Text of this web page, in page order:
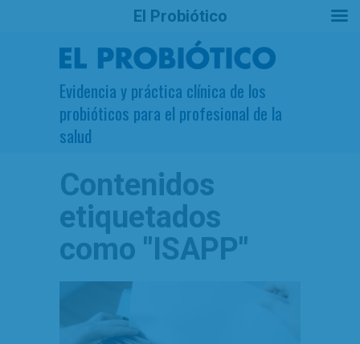
Evidencia y práctica clínica de los
probióticos para el profesional de la
salud
Contenidos
etiquetados
como "ISAPP"
El Probiótico